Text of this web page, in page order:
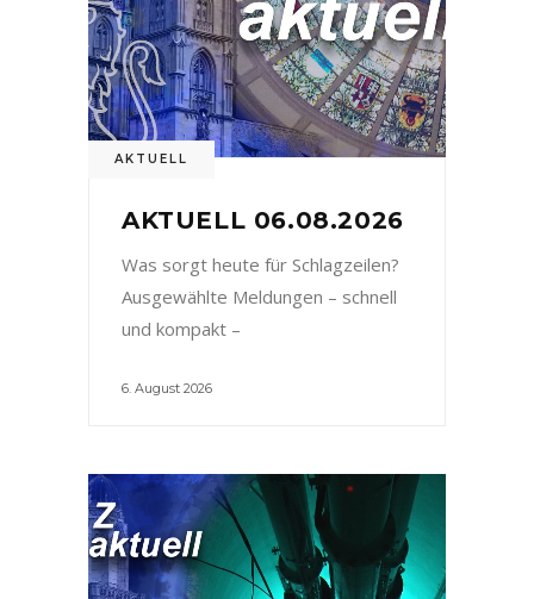
AKTUELL
AKTUELL 06.08.2026
Was sorgt heute für Schlagzeilen?
Ausgewählte Meldungen – schnell
und kompakt –
6. August 2026